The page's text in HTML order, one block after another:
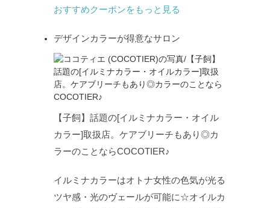
おすすめクーポンをもっと見る
デザインカラーが得意なサロン
【子飼】話題の[イルミナカラー・オイル
カラー]取扱店。ケアブリーチもあり◎カ
ラーのことならCOCOTIER♪
イルミナカラーはオトナ女性の色気が光る
ツヤ感・光のヴェールが可能に☆オイルカ